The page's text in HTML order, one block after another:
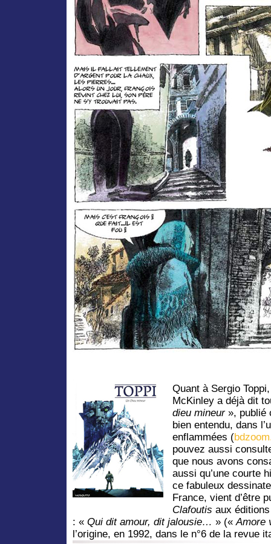
Quant à Sergio
McKinley a déjà dit
dieu mineur », publié
bien entendu, dans
enflammées (
pouvez aussi
que nous avons
aussi qu’une courte
ce fabuleux
France, vient d’être
Clafoutis aux
: « Qui dit amour, dit jalousie… » («Amore
l’origine, en 1992, dans le n°6 de la revue